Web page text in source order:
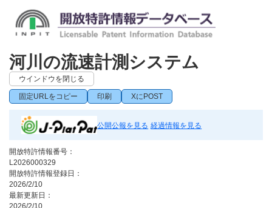
河川の流速計測システム
ウインドウを閉じる
固定URLをコピー 印刷 XにPOST
公開公報を見る 経過情報を見る
開放特許情報番号：
L2026000329
開放特許情報登録日：
2026/2/10
最新更新日：
2026/2/10